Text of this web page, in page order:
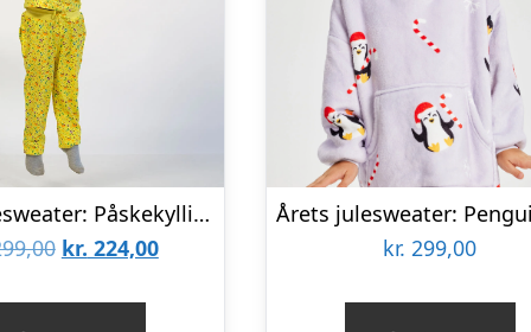
Årets julesweater: Påskekyllingens Påskepyjamas Gul – Børn. Ugly Christmas Sweater lavet i Danmark
Den
kr. 224,00Den
kr. 299,00